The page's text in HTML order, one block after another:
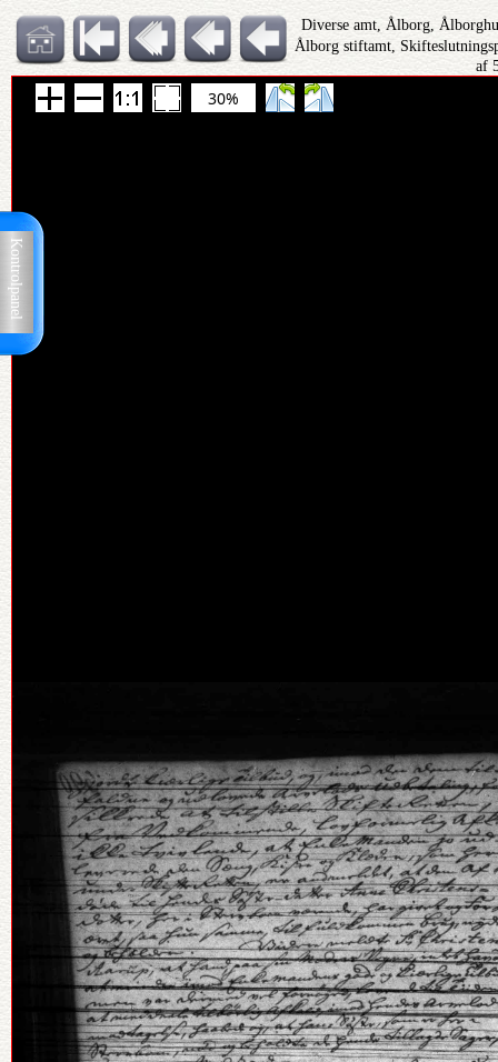
Kontrolpanel
Diverse amt, Ålborg,
Ålborg stiftamt,
af
30%